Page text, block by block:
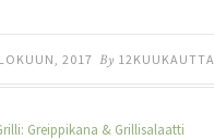
2017 By 12KUUKAUTTA
Greippikana & Grillisalaatti